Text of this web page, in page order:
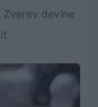
Zverev devine